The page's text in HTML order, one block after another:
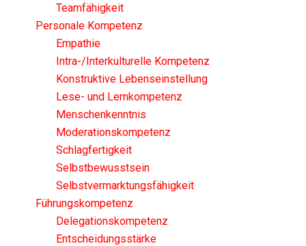
Teamfähigkeit
Personale Kompetenz
Empathie
Intra-/Interkulturelle Kompetenz
Konstruktive Lebenseinstellung
Lese- und Lernkompetenz
Menschenkenntnis
Moderationskompetenz
Schlagfertigkeit
Selbstbewusstsein
Selbstvermarktungsfähigkeit
Führungskompetenz
Delegationskompetenz
Entscheidungsstärke